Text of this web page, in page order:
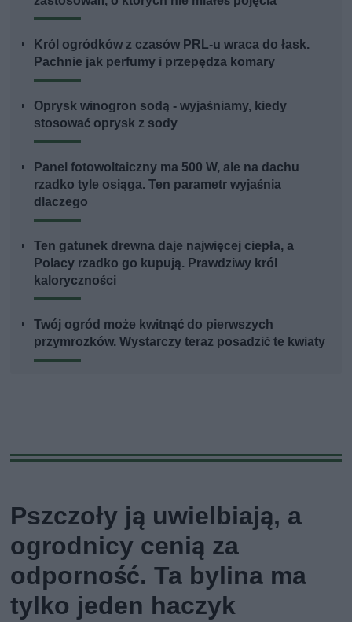
Król ogródków z czasów PRL-u wraca do łask.
Pachnie jak perfumy i przepędza komary
Oprysk winogron sodą - wyjaśniamy, kiedy
stosować oprysk z sody
Panel fotowoltaiczny ma 500 W, ale na dachu
rzadko tyle osiąga. Ten parametr wyjaśnia
dlaczego
Ten gatunek drewna daje najwięcej ciepła, a
Polacy rzadko go kupują. Prawdziwy król
kaloryczności
Twój ogród może kwitnąć do pierwszych
przymrozków. Wystarczy teraz posadzić te kwiaty
Pszczoły ją uwielbiają, a
ogrodnicy cenią za
odporność. Ta bylina ma
tylko jeden haczyk